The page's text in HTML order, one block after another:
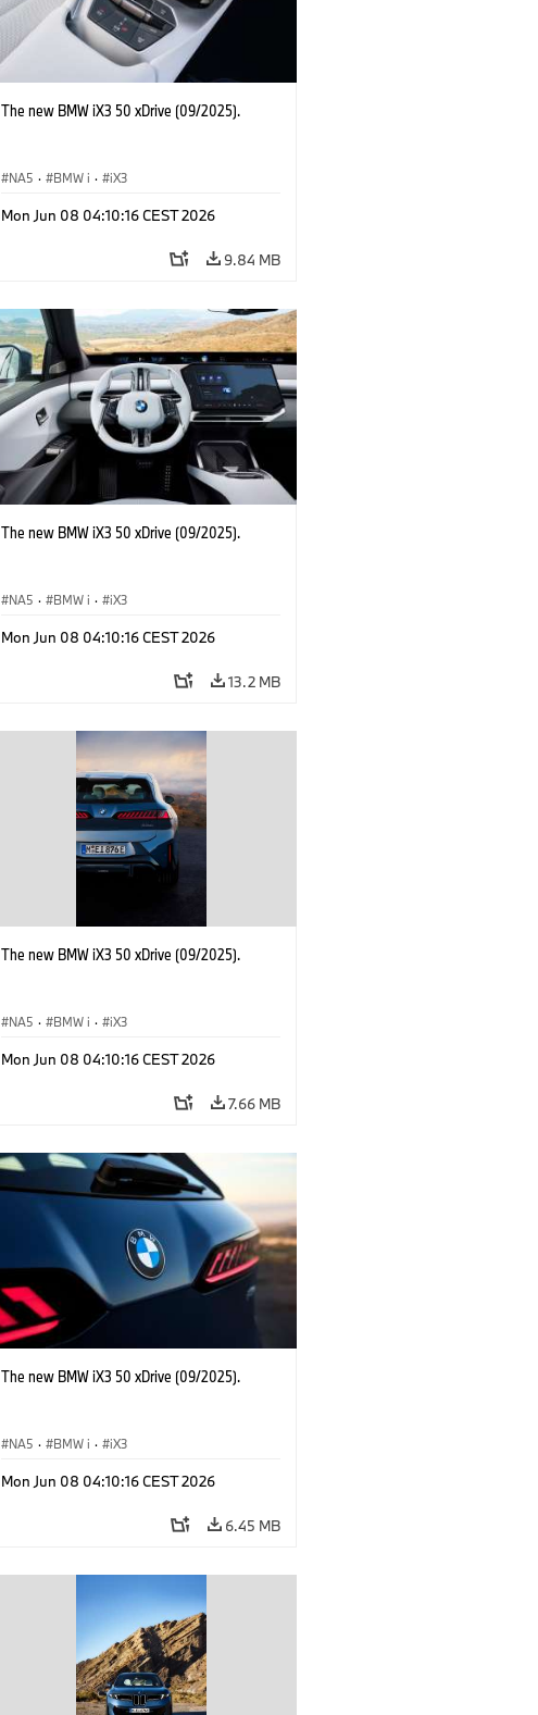
The new BMW iX3 50 xDrive (09/2025).
NA5 · BMW i · iX3
Mon Jun 08 04:10:16 CEST 2026
9.84 MB
The new BMW iX3 50 xDrive (09/2025).
NA5 · BMW i · iX3
Mon Jun 08 04:10:16 CEST 2026
13.2 MB
The new BMW iX3 50 xDrive (09/2025).
NA5 · BMW i · iX3
Mon Jun 08 04:10:16 CEST 2026
7.66 MB
The new BMW iX3 50 xDrive (09/2025).
NA5 · BMW i · iX3
Mon Jun 08 04:10:16 CEST 2026
6.45 MB